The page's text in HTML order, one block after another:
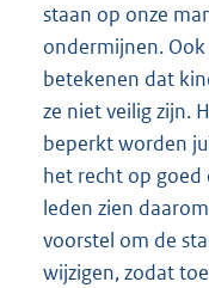
staan op onze
ondermijnen.
betekenen dat
ze niet veilig zijn.
beperkt worden
het recht op goed
leden zien
voorstel om de
wijzigen, zodat